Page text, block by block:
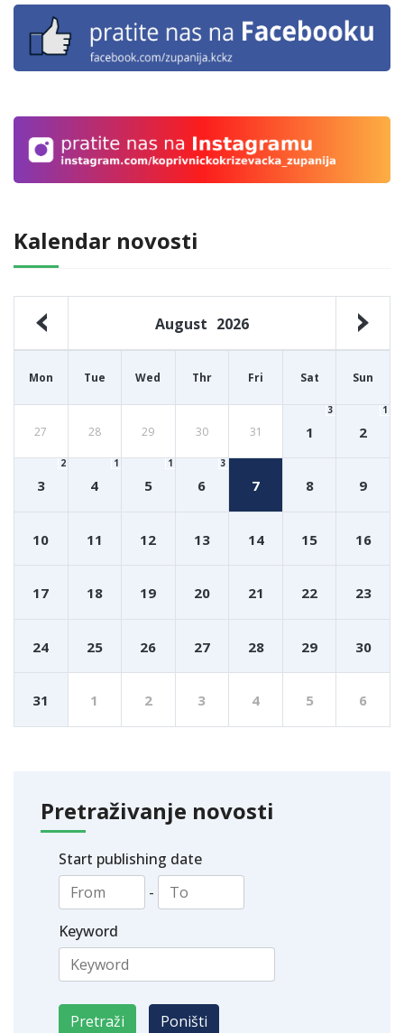
Kalendar novosti
August 2026
Mon Tue Wed Thr Fri Sat Sun
27 28 29 30 31 1
3
2
1
3
2
4
1
5
1
6
3
7 8 9
10 11 12 13 14 15 16
17 18 19 20 21 22 23
24 25 26 27 28 29 30
31 1 2 3 4 5 6
Pretraživanje novosti
Start publishing date
-
Keyword